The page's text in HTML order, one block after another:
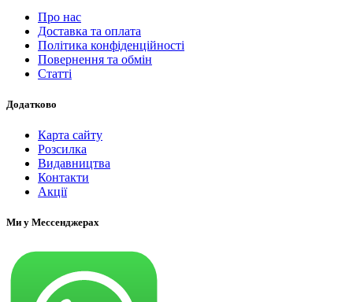
Про нас
Доставка та оплата
Політика конфіденційності
Повернення та обмін
Статті
Додатково
Карта сайту
Розсилка
Видавництва
Контакти
Акції
Ми у Мессенджерах